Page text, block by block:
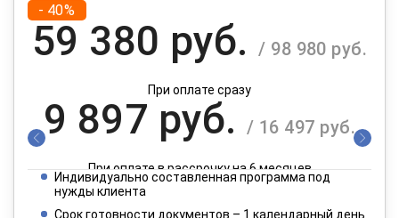
- 40%
59 380 руб. / 98 980 руб.
При оплате сразу
9 897 руб. / 16 497 руб.
При оплате в рассрочку на 6 месяцев
4 949 руб. / 8 249 руб.
Индивидуально составленная программа под
нужды клиента
Срок готовности документов – 1 календарный день